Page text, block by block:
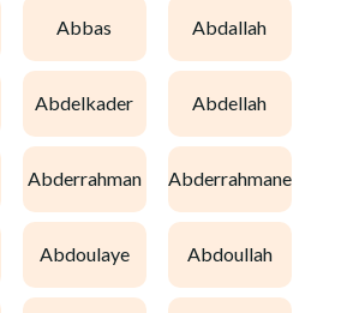
abbas abdallah
abdelkader abdellah
abderrahman abderrahmane
abdoulaye abdoullah